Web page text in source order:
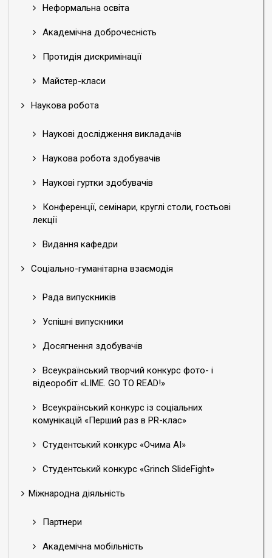
Неформальна освіта
Академічна доброчесність
Протидія дискримінації
Майстер-класи
Наукова робота
Наукові дослідження викладачів
Наукова робота здобувачів
Наукові гуртки здобувачів
Конференції, семінари, круглі столи, гостьові
лекції
Видання кафедри
Соціально-гуманітарна взаємодія
Рада випускників
Успішні випускники
Досягнення здобувачів
Всеукраїнський творчий конкурс фото- і
відеоробіт «LIME. GO TO READ!»
Всеукраїнський конкурс із соціальних
комунікацій «Перший раз в PR-клас»
Студентський конкурс «Очима АІ»
Студентський конкурс «Grinch SlideFight»
Міжнародна діяльність
Партнери
Академічна мобільність